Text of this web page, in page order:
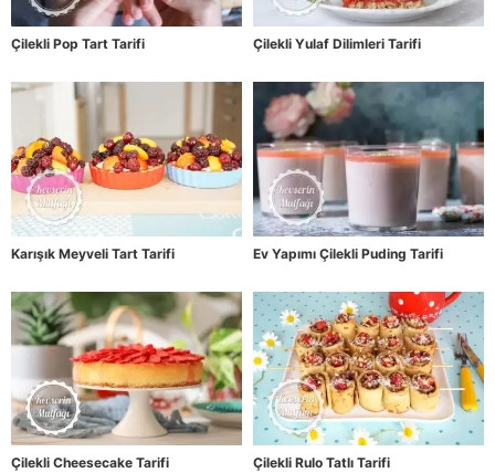
Çilekli Pop Tart Tarifi Çilekli Yulaf Dilimleri Tarifi
Karışık Meyveli Tart Tarifi Ev Yapımı Çilekli Puding Tarifi
Çilekli Cheesecake Tarifi Çilekli Rulo Tatlı Tarifi